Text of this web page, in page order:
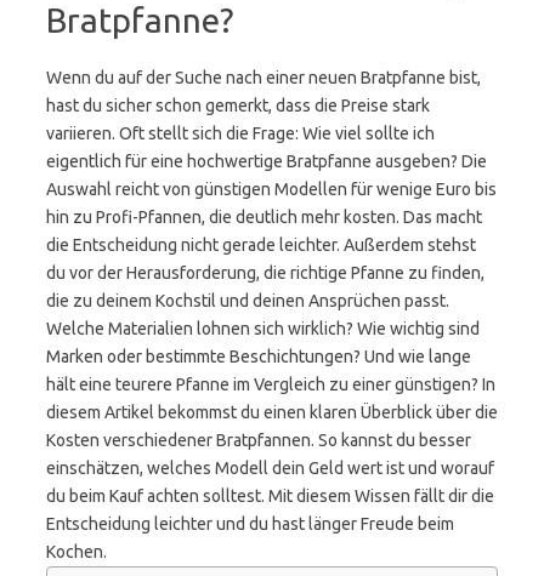
Bratpfanne?
Wenn du auf der Suche nach einer neuen Bratpfanne bist,
hast du sicher schon gemerkt, dass die Preise stark
variieren. Oft stellt sich die Frage: Wie viel sollte ich
eigentlich für eine hochwertige Bratpfanne ausgeben? Die
Auswahl reicht von günstigen Modellen für wenige Euro bis
hin zu Profi-Pfannen, die deutlich mehr kosten. Das macht
die Entscheidung nicht gerade leichter. Außerdem stehst
du vor der Herausforderung, die richtige Pfanne zu finden,
die zu deinem Kochstil und deinen Ansprüchen passt.
Welche Materialien lohnen sich wirklich? Wie wichtig sind
Marken oder bestimmte Beschichtungen? Und wie lange
hält eine teurere Pfanne im Vergleich zu einer günstigen? In
diesem Artikel bekommst du einen klaren Überblick über die
Kosten verschiedener Bratpfannen. So kannst du besser
einschätzen, welches Modell dein Geld wert ist und worauf
du beim Kauf achten solltest. Mit diesem Wissen fällt dir die
Entscheidung leichter und du hast länger Freude beim
Kochen.